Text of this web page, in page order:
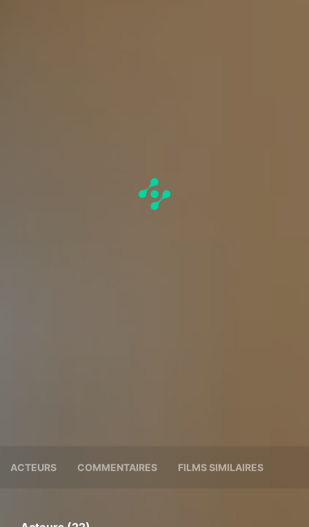
ACTEURS COMMENTAIRES FILMS SIMILAIRES